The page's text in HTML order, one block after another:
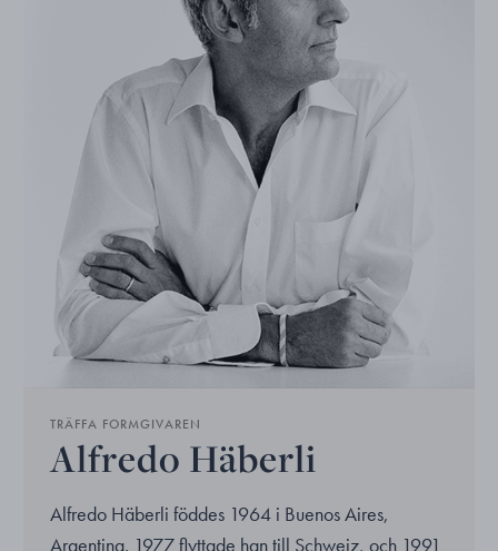
TRÄFFA FORMGIVAREN
Alfredo Häberli
Alfredo Häberli föddes 1964 i Buenos Aires,
Argentina. 1977 flyttade han till Schweiz, och 1991